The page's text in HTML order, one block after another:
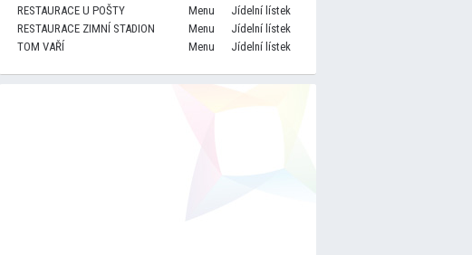
RESTAURACE U POŠTY
Menu
Jídelní lístek
RESTAURACE ZIMNÍ STADION
Menu
Jídelní lístek
TOM VAŘÍ
Menu Jídelní lístek